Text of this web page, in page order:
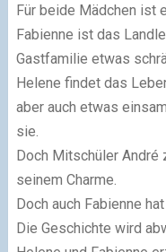
Für beide Mädchen ist
Fabienne ist das
Gastfamilie etwas
Helene findet das
aber auch etwas
sie.
Doch Mitschüler
seinem Charme.
Doch auch Fabienne
Die Geschichte wird